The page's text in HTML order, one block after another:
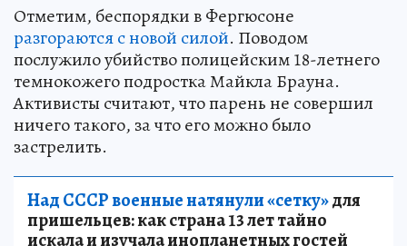
Отметим, беспорядки в Фергюсоне
разгораются с новой силой. Поводом
послужило убийство полицейским 18-летнего
темнокожего подростка Майкла Брауна.
Активисты считают, что парень не совершил
ничего такого, за что его можно было
застрелить.
Над СССР военные натянули «сетку»для
пришельцев: как страна 13 лет тайно
искала и изучала инопланетных гостей